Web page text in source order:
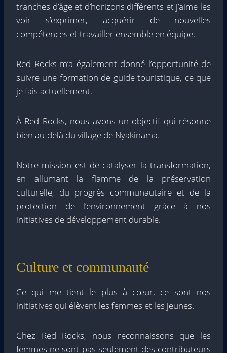
tranches d’âge et d’horizons différents et j’aime les
voir s’exprimer, acquérir de nouvelles
compétences et travailler ensemble en équipe.
Red Rocks m’a également donné l’opportunité de
suivre une formation de guide touristique, ce que
je fais actuellement.
À Red Rocks, nous avons un objectif qui résonne
bien au-delà du village de Nyakinama.
Notre mission est de catalyser la transformation,
en allumant la flamme de la préservation
culturelle, du progrès communautaire et de la
protection de l’environnement grâce à nos
initiatives de développement durable.
Culture et communauté
Ce qui me tient le plus à cœur, ce sont nos
initiatives qui élèvent les femmes et les jeunes.
Chez Red Rocks, nous reconnaissons que les
femmes ne sont pas seulement des contributeurs